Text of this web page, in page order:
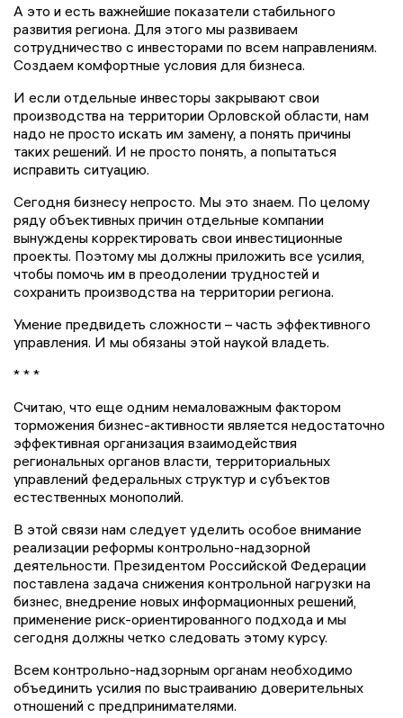
А это и есть важнейшие показатели стабильного
развития региона. Для этого мы развиваем
сотрудничество с инвесторами по всем направлениям.
Создаем комфортные условия для бизнеса.
И если отдельные инвесторы закрывают свои
производства на территории Орловской области, нам
надо не просто искать им замену, а понять причины
таких решений. И не просто понять, а попытаться
исправить ситуацию.
Сегодня бизнесу непросто. Мы это знаем. По целому
ряду объективных причин отдельные компании
вынуждены корректировать свои инвестиционные
проекты. Поэтому мы должны приложить все усилия,
чтобы помочь им в преодолении трудностей и
сохранить производства на территории региона.
Умение предвидеть сложности – часть эффективного
управления. И мы обязаны этой наукой владеть.
* * *
Считаю, что еще одним немаловажным фактором
торможения бизнес-активности является недостаточно
эффективная организация взаимодействия
региональных органов власти, территориальных
управлений федеральных структур и субъектов
естественных монополий.
В этой связи нам следует уделить особое внимание
реализации реформы контрольно-надзорной
деятельности. Президентом Российской Федерации
поставлена задача снижения контрольной нагрузки на
бизнес, внедрение новых информационных решений,
применение риск-ориентированного подхода и мы
сегодня должны четко следовать этому курсу.
Всем контрольно-надзорным органам необходимо
объединить усилия по выстраиванию доверительных
отношений с предпринимателями.